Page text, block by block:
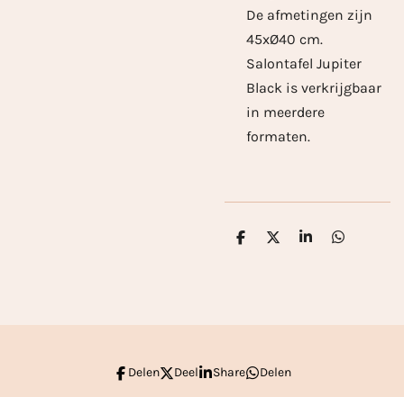
De afmetingen zijn
45xØ40 cm.
Salontafel Jupiter
Black is verkrijgbaar
in meerdere
formaten.
D
D
S
D
Delen Deel Share Delen